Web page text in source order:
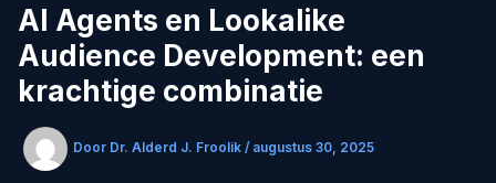
AI Agents en Lookalike
Audience Development: een
krachtige combinatie
Door Dr. Alderd J. Froolik / augustus 30, 2025